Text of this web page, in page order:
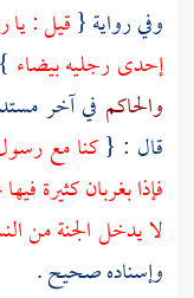
وفي رواية {قيل : يا
إحدى رجليه بيضاء
والحاكم في آخر
قال : {كنا مع
فإذا بغربان كثيرة
لا يدخل الجنة من
وإسناده صحيح .